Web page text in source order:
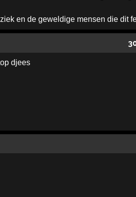
en de geweldige mensen die dit
djees